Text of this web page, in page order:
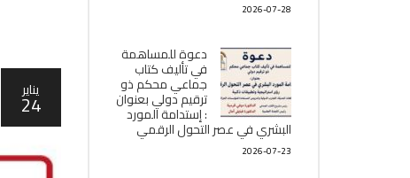
يناير
24
2026-07-28
دعوة للمساهمة
في تأليف كتاب
جماعي محكم ذو
ترقيم دولي بعنوان
: إستدامة المورد
البشري في عصر التحول الرقمي
2026-07-23